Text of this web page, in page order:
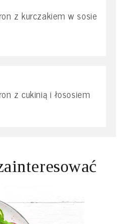
z kurczakiem w sosie
z cukinią i łososiem